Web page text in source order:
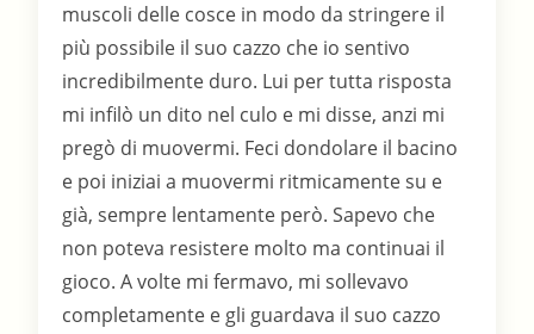
muscoli delle cosce in modo da stringere il
più possibile il suo cazzo che io sentivo
incredibilmente duro. Lui per tutta risposta
mi infilò un dito nel culo e mi disse, anzi mi
pregò di muovermi. Feci dondolare il bacino
e poi iniziai a muovermi ritmicamente su e
già, sempre lentamente però. Sapevo che
non poteva resistere molto ma continuai il
gioco. A volte mi fermavo, mi sollevavo
completamente e gli guardava il suo cazzo